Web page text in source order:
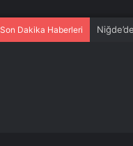
Son Dakika Haberleri